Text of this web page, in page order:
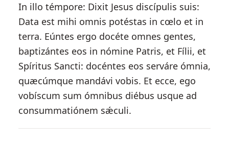
In illo témpore: Dixit Jesus discípulis suis:
Data est mihi omnis potéstas in cœlo et in
terra. Eúntes ergo docéte omnes gentes,
baptizántes eos in nómine Patris, et Fílii, et
Spíritus Sancti: docéntes eos serváre ómnia,
quæcúmque mandávi vobis. Et ecce, ego
vobíscum sum ómnibus diébus usque ad
consummatiónem sǽculi.